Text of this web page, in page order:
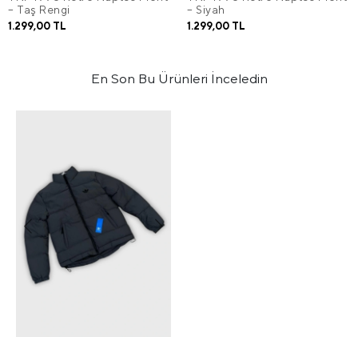
– Taş Rengi
1.299,00 TL
– Siyah
1.299,00 TL
En Son Bu Ürünleri İnceledin